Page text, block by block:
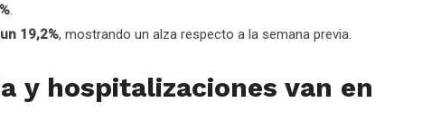
.
19,2%, mostrando un alza respecto a la semana previa.
y hospitalizaciones van en